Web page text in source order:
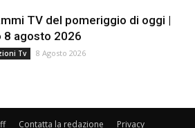
TV del pomeriggio di oggi |
8 agosto 2026
Tv 8 Agosto 2026
Contatta la redazione Privacy